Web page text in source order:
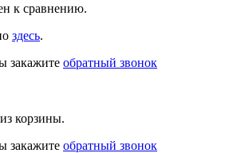
к сравнению.
здесь.
закажите обратный звонок
корзины.
закажите обратный звонок